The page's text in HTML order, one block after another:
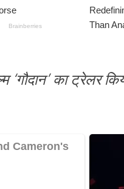
‘गौदान’ का ट्रेलर